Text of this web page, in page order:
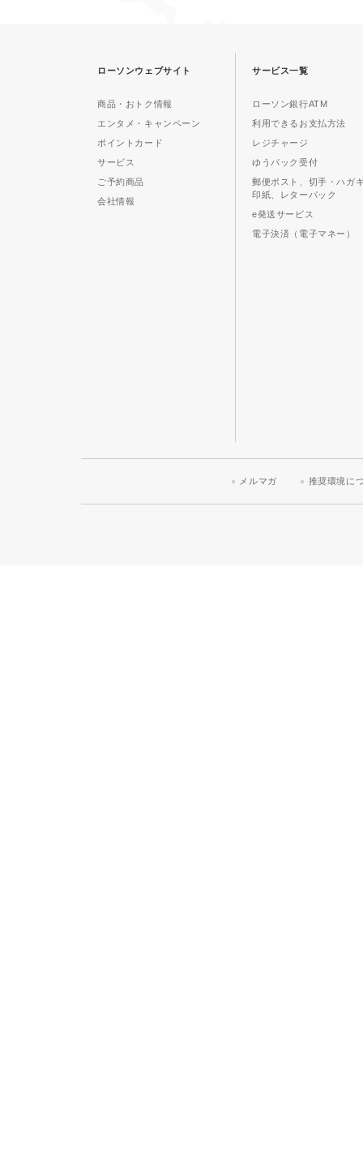
ローソンウェブサイト
商品・おトク情報
エンタメ・キャンペーン
ポイントカード
サービス
ご予約商品
会社情報
サービス一覧
ローソン銀行ATM
利用できるお支払方法
レジチャージ
ゆうパック受付
郵便ポスト、切手・ハガ
印紙、レターパック
e発送サービス
電子決済（電子マネー）
メルマガ 推奨環境に